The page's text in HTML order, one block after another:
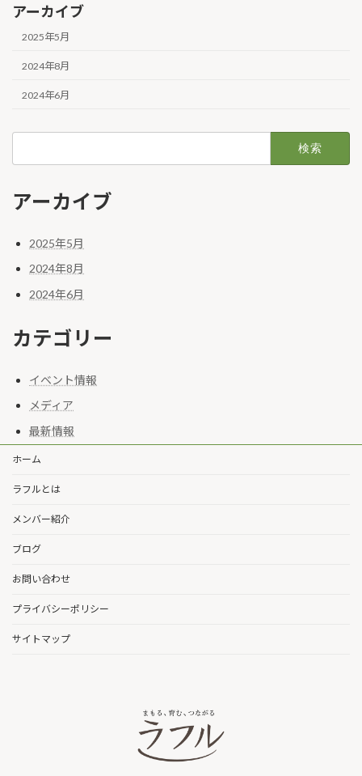
アーカイブ
2025年5月
2024年8月
2024年6月
アーカイブ
2025年5月
2024年8月
2024年6月
カテゴリー
イベント情報
メディア
最新情報
ホーム
ラフルとは
メンバー紹介
ブログ
お問い合わせ
プライバシーポリシー
サイトマップ